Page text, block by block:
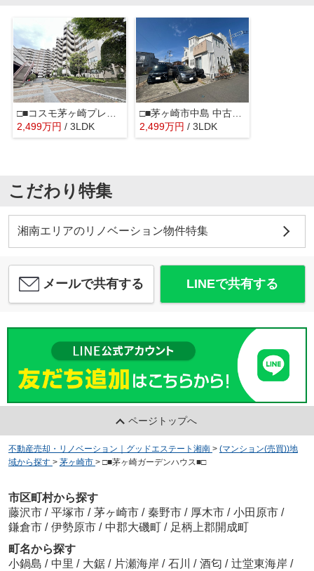
2,499万円 / 3LDK
□■茅ヶ崎市中島 中古戸建■□
2,499万円 / 3LDK
こだわり特集
湘南エリアのリノベーション物件特集
メールで共有する LINEで共有する
ページトップへ
不動産売却・リノベーション｜グッドエステート湘南 > (マンション(売買))地
域から探す > 茅ヶ崎市 > □■茅ヶ崎ガーデンハウス■□
市区町村から探す
藤沢市 / 平塚市 / 茅ヶ崎市 / 秦野市 / 厚木市 / 小田原市 /
鎌倉市 / 伊勢原市 / 中郡大磯町 / 足柄上郡開成町
町名から探す
小鍋島 / 中里 / 大鋸 / 片瀬海岸 / 石川 / 酒匂 / 辻堂東海岸 /